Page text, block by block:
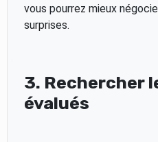
vous pourrez mieux
surprises.
3. Rechercher
évalués